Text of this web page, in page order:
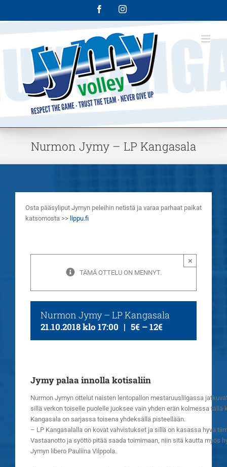
FacebookInstagram
Nurmon Jymy – LP Kangasala
Osta pääsyliput Jymyn peleihin netistä ja varaa parhaat paikat
katsomosta >> lippu.fi
TÄMÄ OTTELU ON MENNYT.
×
Nurmon Jymy – LP Kangasala
21.10.2018 klo 17:00 | 5€ – 12€
Jymy palaa innolla kotisaliin
Nurmon Jymyn ottelut naisten lentopallon mestaruusliigassa
sillä verkon toiselle puolelle juoksee vain yhden erän kolmessa
Kangasala on sarjassa toisena yhdeksällä pisteellään.
– LP Kangasalalla on kovat vahvistukset ja sillä on kasassa hyvä
Vastaanotto ja syöttö pitää saada toimimaan, niin sitä kautta myös
Jymyn libero Pauliina Vilppola.